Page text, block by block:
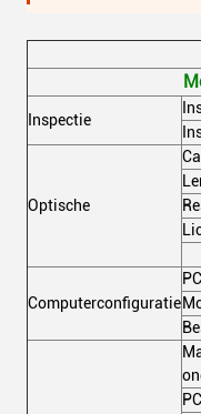
Inspectie
Optische
Computerconfiguratie